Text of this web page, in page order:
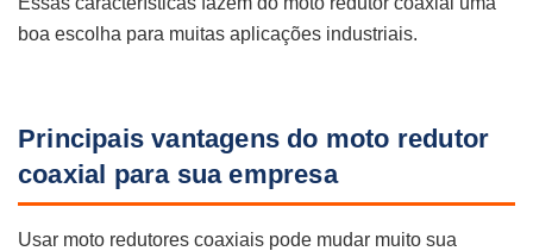
boa escolha para muitas aplicações industriais.
Principais vantagens do moto redutor
coaxial para sua empresa
Usar moto redutores coaxiais pode mudar muito sua